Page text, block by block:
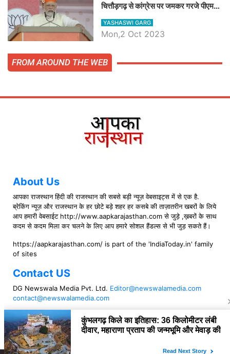
चित्तौड़गढ़ से कांग्रेस पर जमकर गरजे पीएम
मोदी, जाने प्रधानमंत्री के भाषण की बड़ी
बातें, देखें वीडियो
YASHASWI GARG
Mon,2 Oct 2023
FROM AROUND THE WEB
About Us
आपका राजस्थान हिंदी की राजस्थान की सबसे बड़ी न्यूज़ वेबसाइट्स में से एक है.
ब्रेकिंग न्यूज़ और राजस्थान के हर छोटे बड़े शहर हर कसबे की ताज़ातरीन खबरों के लिये
आप हमारी वेबसाईट http://www.aapkarajasthan.com से जुड़े ,ख़बरों के साथ
कदम से कदम मिला कर चलने के लिए आप हमारे सोशल हैंडल्स से भी जुड़ सकते हैं।
https://aapkarajasthan.com/ is part of the 'IndiaToday.in' family
of sites
Contact US
DG Newswala Media Pvt. Ltd. Editor@newswalamedia.com
contact@newswalamedia.com
Follow US